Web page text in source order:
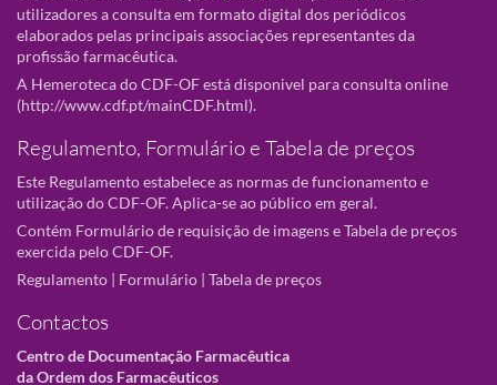
utilizadores a consulta em formato digital dos periódicos
elaborados pelas principais associações representantes da
profissão farmacêutica.
A Hemeroteca do CDF-OF está disponivel para consulta online
(http://www.cdf.pt/mainCDF.html).
Regulamento, Formulário e Tabela de preços
Este Regulamento estabelece as normas de funcionamento e
utilização do CDF-OF. Aplica-se ao público em geral.
Contém Formulário de requisição de imagens e Tabela de preços
exercida pelo CDF-OF.
Regulamento | Formulário | Tabela de preços
Contactos
Centro de Documentação Farmacêutica
da Ordem dos Farmacêuticos